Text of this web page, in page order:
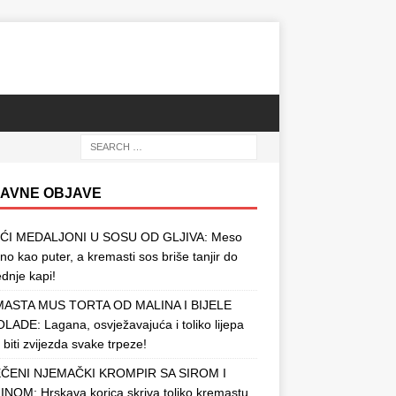
OBJAVE
MEDALJONI U SOSU OD GLJIVA: Meso
kao puter, a kremasti sos briše tanjir do
kapi!
MUS TORTA OD MALINA I BIJELE
Lagana, osvježavajuća i toliko lijepa
biti zvijezda svake trpeze!
NJEMAČKI KROMPIR SA SIROM I
Hrskava korica skriva toliko kremastu